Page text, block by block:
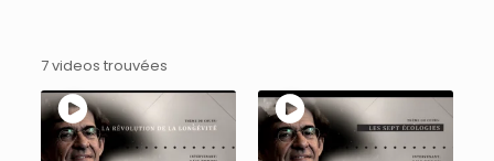
7 videos trouvées